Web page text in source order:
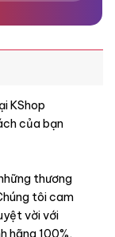
KShop
của bạn
thương
tôi cam
vời với
hãng 100%,